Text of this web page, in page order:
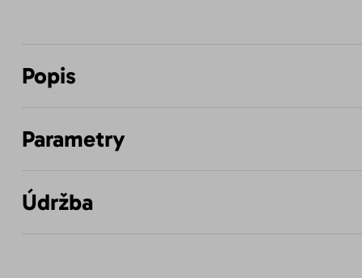
Popis
Parametry
Údržba